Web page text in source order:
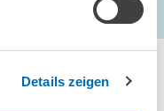
Details zeigen